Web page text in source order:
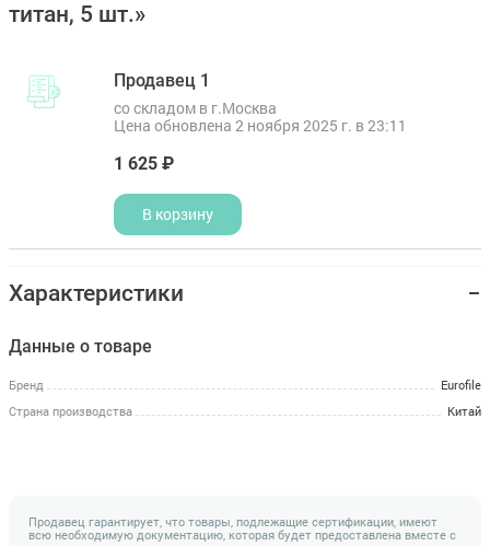
титан, 5 шт.»
Продавец 1
со складом в г.Москва
Цена обновлена 2 ноября 2025 г. в 23:11
1 625 ₽
В корзину
Характеристики
Данные о товаре
Бренд
Eurofile
Страна производства
Китай
Продавец гарантирует, что товары, подлежащие сертификации, имеют
всю необходимую документацию, которая будет предоставлена вместе с